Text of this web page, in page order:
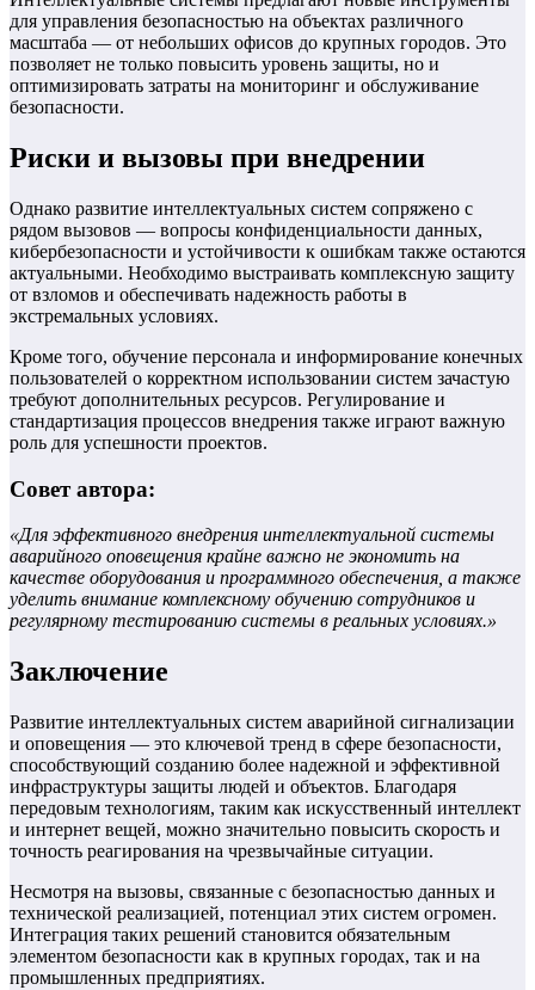
для управления безопасностью на объектах различного
масштаба — от небольших офисов до крупных городов. Это
позволяет не только повысить уровень защиты, но и
оптимизировать затраты на мониторинг и обслуживание
безопасности.
Риски и вызовы при внедрении
Однако развитие интеллектуальных систем сопряжено с
рядом вызовов — вопросы конфиденциальности данных,
кибербезопасности и устойчивости к ошибкам также остаются
актуальными. Необходимо выстраивать комплексную защиту
от взломов и обеспечивать надежность работы в
экстремальных условиях.
Кроме того, обучение персонала и информирование конечных
пользователей о корректном использовании систем зачастую
требуют дополнительных ресурсов. Регулирование и
стандартизация процессов внедрения также играют важную
роль для успешности проектов.
Совет автора:
«Для эффективного внедрения интеллектуальной системы
аварийного оповещения крайне важно не экономить на
качестве оборудования и программного обеспечения, а также
уделить внимание комплексному обучению сотрудников и
регулярному тестированию системы в реальных условиях.»
Заключение
Развитие интеллектуальных систем аварийной сигнализации
и оповещения — это ключевой тренд в сфере безопасности,
способствующий созданию более надежной и эффективной
инфраструктуры защиты людей и объектов. Благодаря
передовым технологиям, таким как искусственный интеллект
и интернет вещей, можно значительно повысить скорость и
точность реагирования на чрезвычайные ситуации.
Несмотря на вызовы, связанные с безопасностью данных и
технической реализацией, потенциал этих систем огромен.
Интеграция таких решений становится обязательным
элементом безопасности как в крупных городах, так и на
промышленных предприятиях.